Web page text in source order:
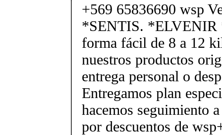
+569 65836690 wsp
*SENTIS. *ELVENIR
forma fácil de 8 a 12
nuestros productos
entrega personal o
Entregamos plan
hacemos seguimiento
por descuentos de